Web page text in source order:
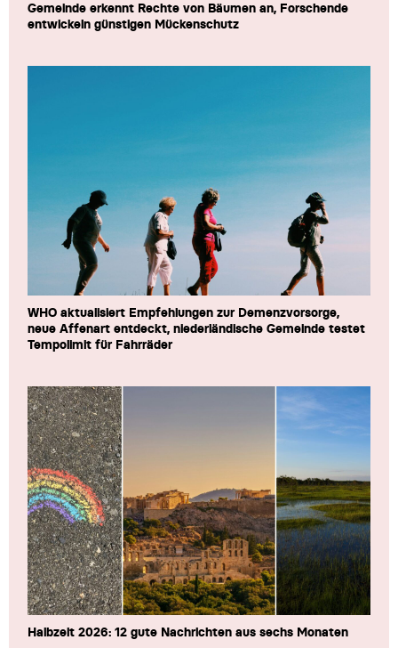
Gemeinde erkennt Rechte von Bäumen an, Forschende
entwickeln günstigen Mückenschutz
WHO aktualisiert Empfehlungen zur Demenzvorsorge,
neue Affenart entdeckt, niederländische Gemeinde testet
Tempolimit für Fahrräder
Halbzeit 2026: 12 gute Nachrichten aus sechs Monaten